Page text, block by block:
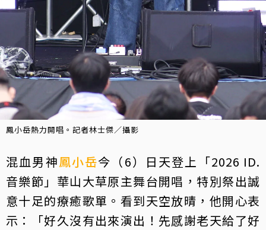
鳳小岳熱力開唱。記者林士傑／攝影
混血男神鳳小岳今（6）日天登上「2026 ID.
音樂節」華山大草原主舞台開唱，特別祭出誠
意十足的療癒歌單。看到天空放晴，他開心表
示：「好久沒有出來演出！先感謝老天給了好